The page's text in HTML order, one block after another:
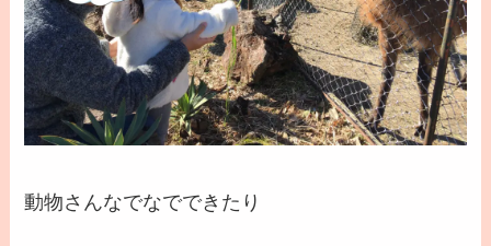
動物さんなでなでできたり